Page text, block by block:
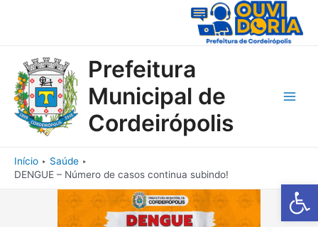
Barra de
Prefeitura
Municipal de
Cordeirópolis
Início
Saúde
DENGUE – Número de casos continua subindo!